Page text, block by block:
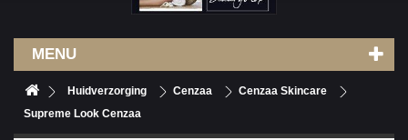
MENU
Huidverzorging Cenzaa
Cenzaa Skincare
Supreme Look Cenzaa